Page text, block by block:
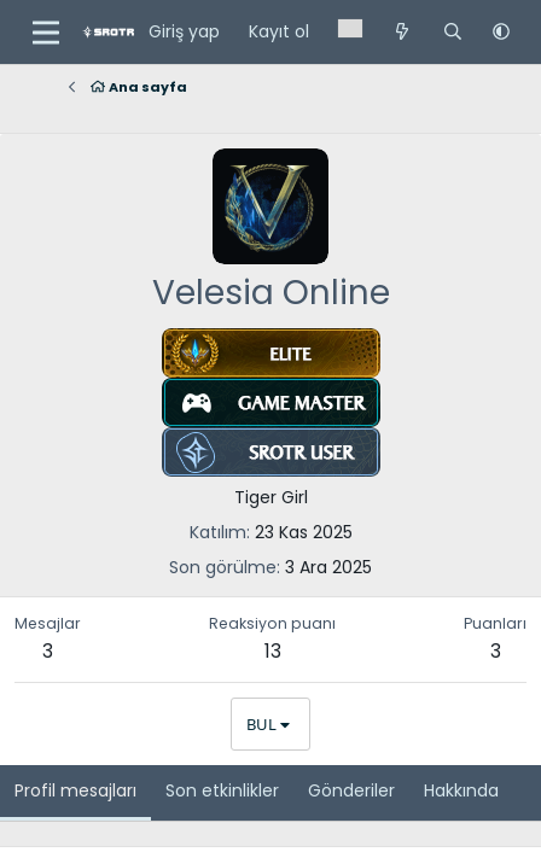
Giriş yap Kayıt ol
Ana sayfa
Velesia Online
Tiger Girl
Katılım 23 Kas 2025
Son görülme 3 Ara 2025
Mesajlar
3
Reaksiyon puanı
13
Puanları
3
BUL
Profil mesajları Son etkinlikler Gönderiler Hakkında